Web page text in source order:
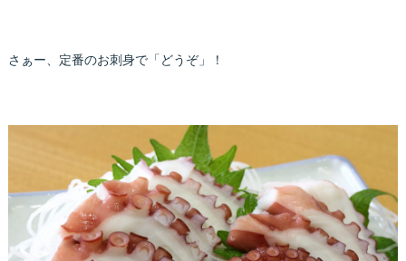
さぁー、定番のお刺身で「どうぞ」！